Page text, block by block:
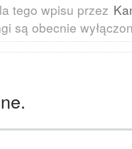
tego wpisu przez
są obecnie